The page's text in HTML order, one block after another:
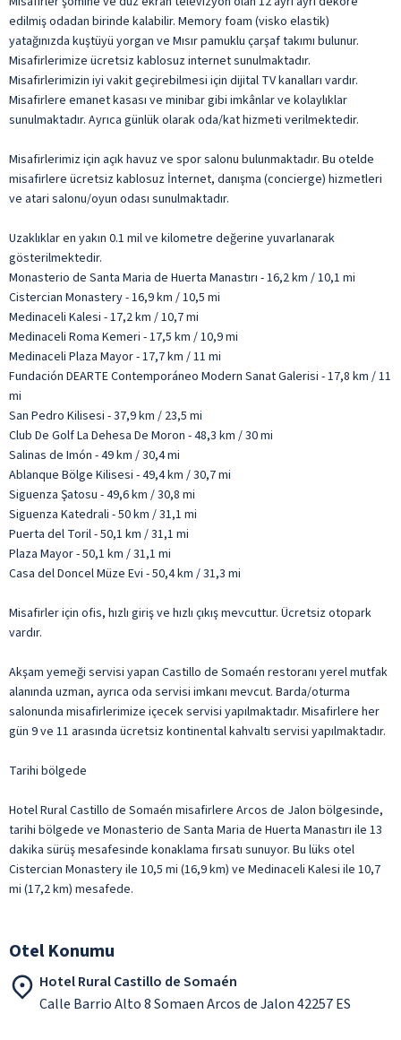
edilmiş odadan birinde kalabilir. Memory foam (visko elastik)
yatağınızda kuştüyü yorgan ve Mısır pamuklu çarşaf takımı bulunur.
Misafirlerimize ücretsiz kablosuz internet sunulmaktadır.
Misafirlerimizin iyi vakit geçirebilmesi için dijital TV kanalları vardır.
Misafirlere emanet kasası ve minibar gibi imkânlar ve kolaylıklar
sunulmaktadır. Ayrıca günlük olarak oda/kat hizmeti verilmektedir.
Misafirlerimiz için açık havuz ve spor salonu bulunmaktadır. Bu otelde
misafirlere ücretsiz kablosuz İnternet, danışma (concierge) hizmetleri
ve atari salonu/oyun odası sunulmaktadır.
Uzaklıklar en yakın 0.1 mil ve kilometre değerine yuvarlanarak
gösterilmektedir.
Monasterio de Santa Maria de Huerta Manastırı - 16,2 km / 10,1 mi
Cistercian Monastery - 16,9 km / 10,5 mi
Medinaceli Kalesi - 17,2 km / 10,7 mi
Medinaceli Roma Kemeri - 17,5 km / 10,9 mi
Medinaceli Plaza Mayor - 17,7 km / 11 mi
Fundación DEARTE Contemporáneo Modern Sanat Galerisi - 17,8 km / 11
mi
San Pedro Kilisesi - 37,9 km / 23,5 mi
Club De Golf La Dehesa De Moron - 48,3 km / 30 mi
Salinas de Imón - 49 km / 30,4 mi
Ablanque Bölge Kilisesi - 49,4 km / 30,7 mi
Siguenza Şatosu - 49,6 km / 30,8 mi
Siguenza Katedrali - 50 km / 31,1 mi
Puerta del Toril - 50,1 km / 31,1 mi
Plaza Mayor - 50,1 km / 31,1 mi
Casa del Doncel Müze Evi - 50,4 km / 31,3 mi
Misafirler için ofis, hızlı giriş ve hızlı çıkış mevcuttur. Ücretsiz otopark
vardır.
Akşam yemeği servisi yapan Castillo de Somaén restoranı yerel mutfak
alanında uzman, ayrıca oda servisi imkanı mevcut. Barda/oturma
salonunda misafirlerimize içecek servisi yapılmaktadır. Misafirlere her
gün 9 ve 11 arasında ücretsiz kontinental kahvaltı servisi yapılmaktadır.
Tarihi bölgede
Hotel Rural Castillo de Somaén misafirlere Arcos de Jalon bölgesinde,
tarihi bölgede ve Monasterio de Santa Maria de Huerta Manastırı ile 13
dakika sürüş mesafesinde konaklama fırsatı sunuyor. Bu lüks otel
Cistercian Monastery ile 10,5 mi (16,9 km) ve Medinaceli Kalesi ile 10,7
mi (17,2 km) mesafede.
Otel Konumu
Hotel Rural Castillo de Somaén
Calle Barrio Alto 8 Somaen Arcos de Jalon 42257 ES